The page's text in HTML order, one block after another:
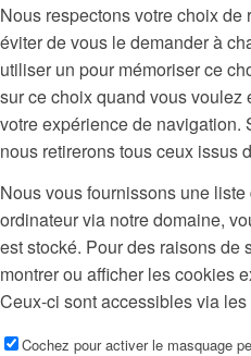
Nous respectons votre choix
éviter de vous le demander à
utiliser un pour mémoriser ce
sur ce choix quand vous voulez
votre expérience de navigation.
nous retirerons tous ceux issus
Nous vous fournissons une
ordinateur via notre domaine,
est stocké. Pour des raisons de
montrer ou afficher les cookies
Ceux-ci sont accessibles via
Cochez pour activer le masquage